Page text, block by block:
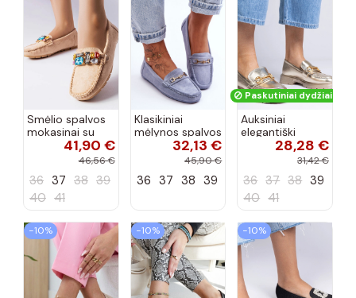
Smėlio spalvos
mokasinai su
odiniu vidpadžiu
41,90 €
46,56 €
36 37 38 39
40 41
Klasikiniai
mėlynos spalvos
moteriški
Corinell
32,13 €
45,90 €
36 37 38 39
Paskutiniai dydžiai!
Auksiniai
elegantiški
mokasininiai
elementais
Letty
28,28 €
31,42 €
36 37 38 39
40 41
−10% −10% −10%